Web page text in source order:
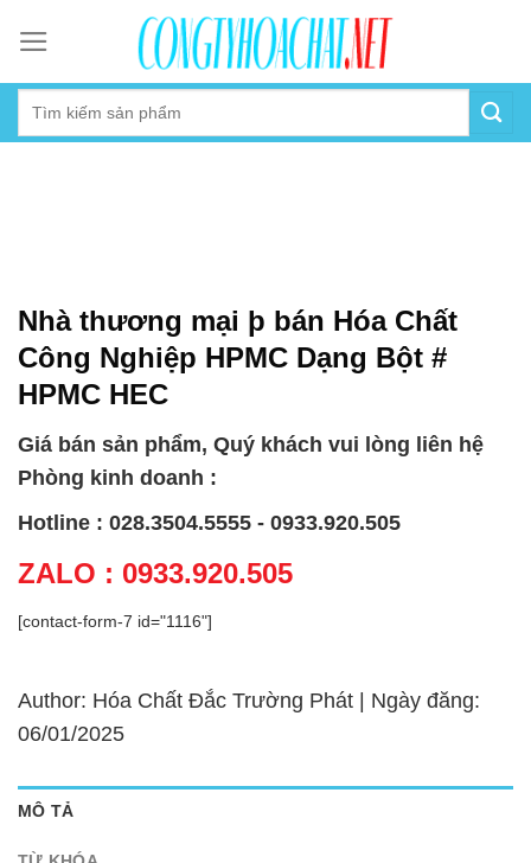
content
Nhà thương mại þ bán Hóa Chất
Công Nghiệp HPMC Dạng Bột #
HPMC HEC
Giá bán sản phẩm, Quý khách vui lòng liên hệ
Phòng kinh doanh :
Hotline : 028.3504.5555 - 0933.920.505
ZALO : 0933.920.505
[contact-form-7 id="1116"]
Author: Hóa Chất Đắc Trường Phát | Ngày đăng:
06/01/2025
MÔ TẢ